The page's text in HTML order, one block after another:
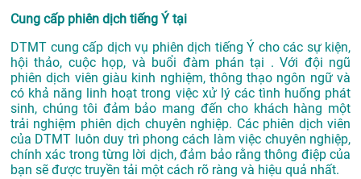
Cung cấp phiên dịch tiếng Ý tại
DTMT cung cấp dịch vụ phiên dịch tiếng Ý cho các sự kiện,
hội thảo, cuộc họp, và buổi đàm phán tại . Với đội ngũ
phiên dịch viên giàu kinh nghiệm, thông thạo ngôn ngữ và
có khả năng linh hoạt trong việc xử lý các tình huống phát
sinh, chúng tôi đảm bảo mang đến cho khách hàng một
trải nghiệm phiên dịch chuyên nghiệp. Các phiên dịch viên
của DTMT luôn duy trì phong cách làm việc chuyên nghiệp,
chính xác trong từng lời dịch, đảm bảo rằng thông điệp của
bạn sẽ được truyền tải một cách rõ ràng và hiệu quả nhất.